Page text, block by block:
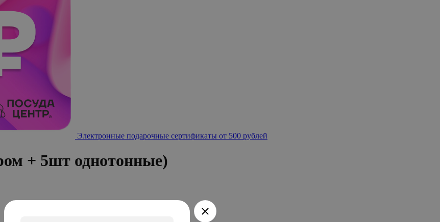
Электронные подарочные сертификаты от 500 рублей
+ 5шт однотонные)